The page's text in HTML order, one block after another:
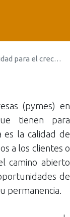
una empresa de manufactura.
(pymes) en
tienen para
es la calidad de
a los clientes o
camino abierto
de
permanencia.